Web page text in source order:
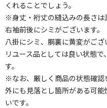
くれることでしょう。
※身丈・裄丈の縫込みの長さは
右袖前後にシミがございます。
八掛にシミ、胴裏に黄変がござ
リユース品としては良い状態
す。
※なお、厳しく商品の状態確認
外にも見落とし箇所がある可
いです。